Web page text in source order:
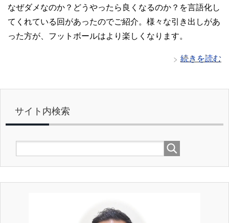
なぜダメなのか？どうやったら良くなるのか？を言語化し
てくれている回があったのでご紹介。様々な引き出しがあ
った方が、フットボールはより楽しくなります。
続きを読む
サイト内検索